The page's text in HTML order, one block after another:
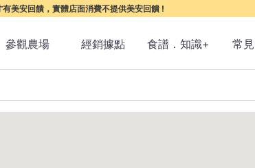
美安回饋，實體店面消費不提供美安回饋 !
參觀農場 經銷據點 食譜．知識+ 常